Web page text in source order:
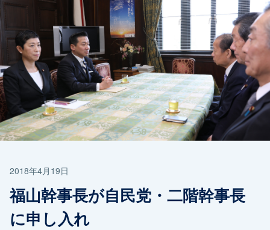
2018年4月19日
福山幹事長が自民党・二階幹事長
に申し入れ